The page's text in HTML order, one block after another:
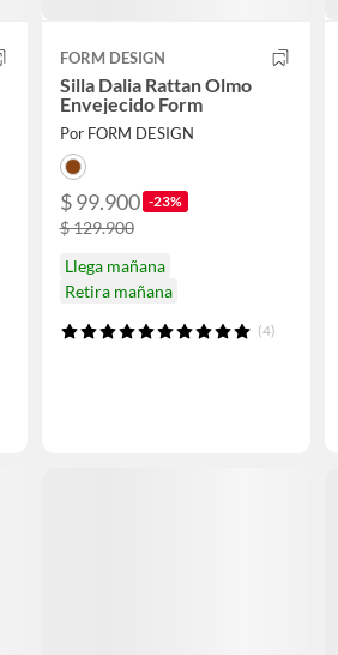
FORM DESIGN
Silla Dalia Rattan Olmo
Envejecido Form
Por FORM DESIGN
$ 99.900 -23%
$ 129.900
Llega mañana
Retira mañana
(4)